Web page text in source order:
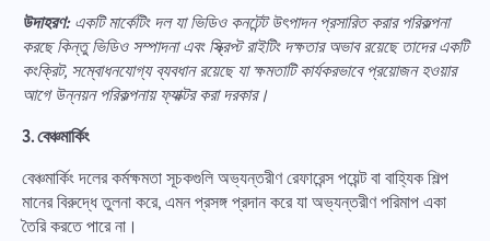
উদাহরণ:একটি মার্কেটিং দল যা ভিডিও কনটেন্ট উৎপাদন প্রসারিত করার পরিকল্পনা
করছে কিন্তু ভিডিও সম্পাদনা এবং স্ক্রিপ্ট রাইটিং দক্ষতার অভাব রয়েছে তাদের একটি
কংক্রিট, সম্বোধনযোগ্য ব্যবধান রয়েছে যা ক্ষমতাটি কার্যকরভাবে প্রয়োজন হওয়ার
আগে উন্নয়ন পরিকল্পনায় ফ্যাক্টর করা দরকার।
3. বেঞ্চমার্কিং
বেঞ্চমার্কিং দলের কর্মক্ষমতা সূচকগুলি অভ্যন্তরীণ রেফারেন্স পয়েন্ট বা বাহ্যিক শিল্প
মানের বিরুদ্ধে তুলনা করে, এমন প্রসঙ্গ প্রদান করে যা অভ্যন্তরীণ পরিমাপ একা
তৈরি করতে পারে না।